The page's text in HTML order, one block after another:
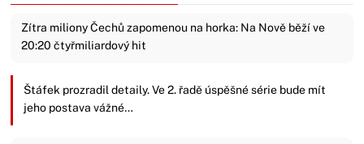
Zítra miliony Čechů zapomenou na horka: Na Nově běží ve
20:20 čtyřmiliardový hit
Štáfek prozradil detaily. Ve 2. řadě úspěšné série bude mít
jeho postava vážné…